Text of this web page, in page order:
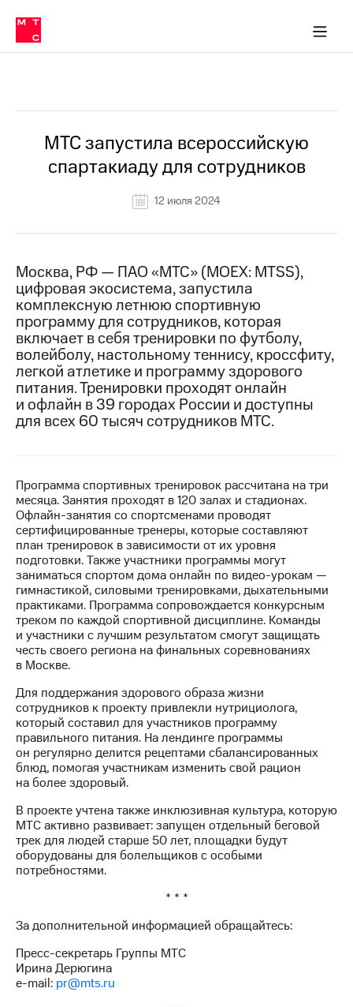
Медиа-центр
и акционерам
Устойчивое развитие
Комплаенс и деловая этика
компании
Карьера
История
компании
Руководство
Контакты
Медиа-центр
Пресс-
релизы
МТС
о технологиях
Достижения
Финансовая
отчетность
Контакты
Пригласить
спикера
и акционерам
Корпоративное
управление
Корпоративный
Раскрытие
информации
Информация
акционерам
Документы
ПАО
"МТС"
акционеров
Личный
кабинет
акционера
Акционерный
и
аудит
Рынок
акций
Описание
в МТС
Пресс-
релизы
о технологиях
МТС запустила всероссийскую
спартакиаду для сотрудников
12 июля 2024
Москва, РФ — ПАО «МТС» (MOEX: MTSS),
цифровая экосистема, запустила
комплексную летнюю спортивную
программу для сотрудников, которая
включает в себя тренировки по футболу,
волейболу, настольному теннису, кроссфиту,
легкой атлетике и программу здорового
питания. Тренировки проходят онлайн
и офлайн в 39 городах России и доступны
для всех 60 тысяч сотрудников МТС.
Программа спортивных тренировок рассчитана на три
месяца. Занятия проходят в 120 залах и стадионах.
Офлайн-занятия со спортсменами проводят
сертифицированные тренеры, которые составляют
план тренировок в зависимости от их уровня
подготовки. Также участники программы могут
заниматься спортом дома онлайн по видео-урокам —
гимнастикой, силовыми тренировками, дыхательными
практиками. Программа сопровождается конкурсным
треком по каждой спортивной дисциплине. Команды
и участники с лучшим результатом смогут защищать
честь своего региона на финальных соревнованиях
в Москве.
Для поддержания здорового образа жизни
сотрудников к проекту привлекли нутрициолога,
который составил для участников программу
правильного питания. На лендинге программы
он регулярно делится рецептами сбалансированных
блюд, помогая участникам изменить свой рацион
на более здоровый.
В проекте учтена также инклюзивная культура, которую
МТС активно развивает: запущен отдельный беговой
трек для людей старше 50 лет, площадки будут
оборудованы для болельщиков с особыми
потребностями.
* * *
За дополнительной информацией обращайтесь:
Пресс-секретарь Группы МТС
Ирина Дерюгина
e-mail: pr@mts.ru